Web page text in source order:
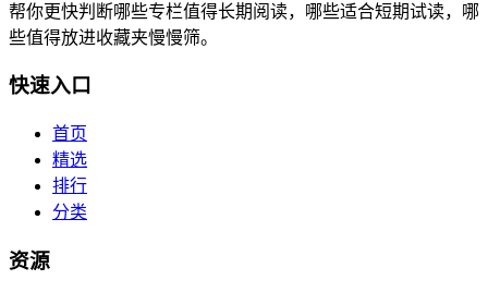
帮你更快判断哪些专栏值得长期阅读，哪些适合短期试读，哪
些值得放进收藏夹慢慢筛。
快速入口
首页
精选
排行
分类
资源